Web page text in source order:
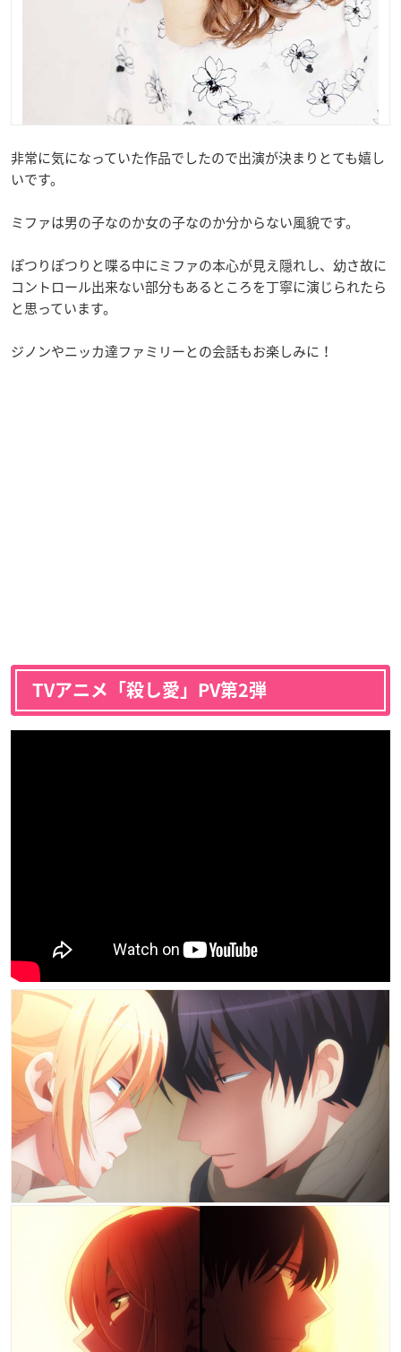
非常に気になっていた作品でしたので出演が決まりとても嬉し
いです。
ミファは男の子なのか女の子なのか分からない風貌です。
ぽつりぽつりと喋る中にミファの本心が見え隠れし、幼さ故に
コントロール出来ない部分もあるところを丁寧に演じられたら
と思っています。
ジノンやニッカ達ファミリーとの会話もお楽しみに！
TVアニメ「殺し愛」PV第2弾